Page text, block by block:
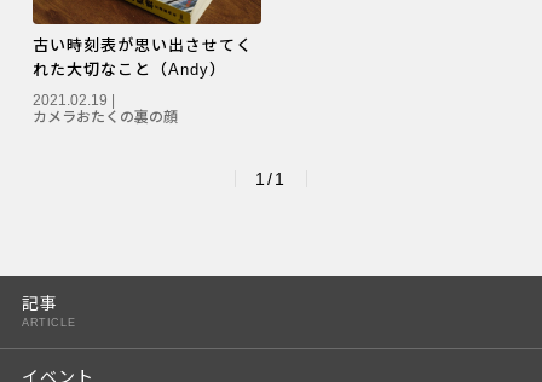
古い時刻表が思い出させてく
れた大切なこと（Andy）
2021.02.19 |
カメラおたくの裏の顔
1/1
記事
ARTICLE
イベント